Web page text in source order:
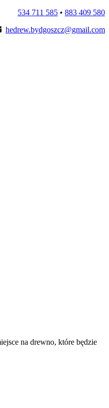
534 711 585 • 883 409 580
hedrew.bydgoszcz@gmail.com
na drewno, które będzie